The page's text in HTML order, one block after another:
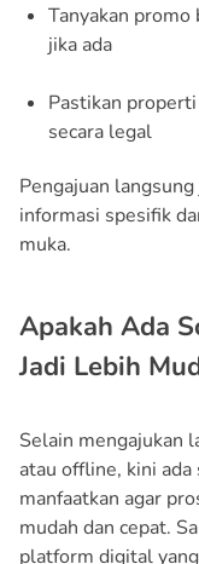
Tanyakan promo
jika ada
Pastikan
secara legal
Pengajuan
informasi spesifik
muka.
Apakah Ada
Jadi Lebih
Selain mengajukan
atau offline, kini
manfaatkan agar
mudah dan cepat.
platform digital